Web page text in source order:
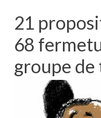
21
68
groupe de